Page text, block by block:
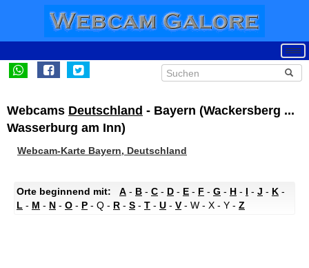
Webcams Deutschland - Bayern (Wackersberg ...
Wasserburg am Inn)
Webcam-Karte Bayern, Deutschland
Orte beginnend mit: A - B - C - D - E - F - G - H - I - J - K -
L - M - N - O - P - Q - R - S - T - U - V- W - X - Y - Z